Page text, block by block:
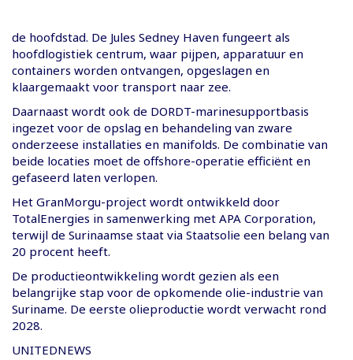
de hoofdstad. De Jules Sedney Haven fungeert als
hoofdlogistiek centrum, waar pijpen, apparatuur en
containers worden ontvangen, opgeslagen en
klaargemaakt voor transport naar zee.
Daarnaast wordt ook de DORDT-marinesupportbasis
ingezet voor de opslag en behandeling van zware
onderzeese installaties en manifolds. De combinatie van
beide locaties moet de offshore-operatie efficiënt en
gefaseerd laten verlopen.
Het GranMorgu-project wordt ontwikkeld door
TotalEnergies in samenwerking met APA Corporation,
terwijl de Surinaamse staat via Staatsolie een belang van
20 procent heeft.
De productieontwikkeling wordt gezien als een
belangrijke stap voor de opkomende olie-industrie van
Suriname. De eerste olieproductie wordt verwacht rond
2028.
UNITEDNEWS